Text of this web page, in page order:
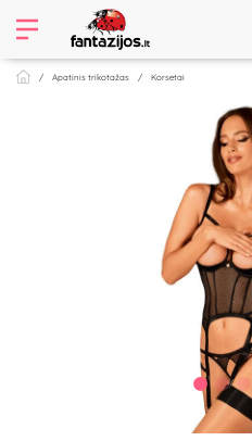
Apatinis trikotažas Korsetai